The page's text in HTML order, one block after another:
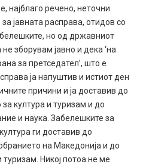
најблаго речено, неточни
јавната расправа, отидов со
но од државниот
зборувам јавно и дека ‘на
за претседател’, што е
ја напуштив и истиот ден
причини и ја доставив до
култура и туризам и до
и наука. Забелешките за
ги доставив до
на Македонија и до
Никој потоа не ме